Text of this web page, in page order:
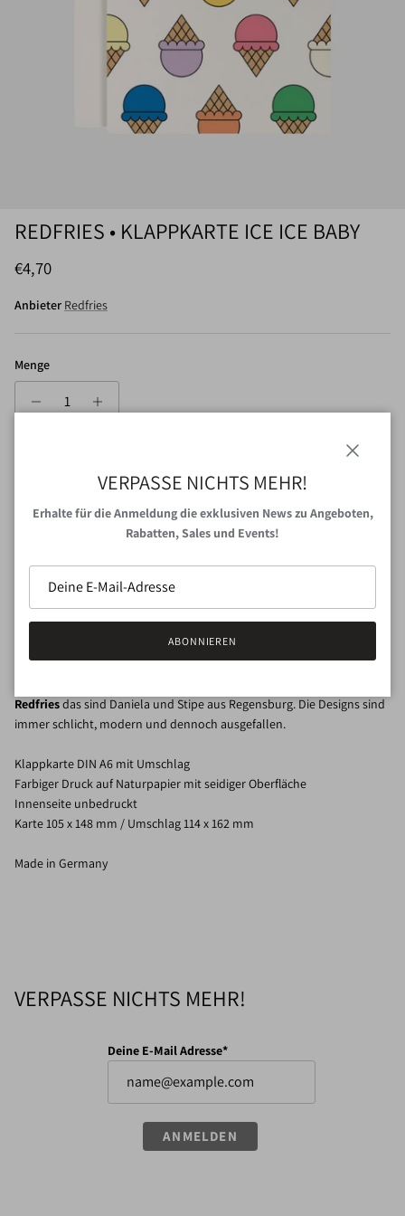
REDFRIES • KLAPPKARTE ICE ICE BABY
Normaler Preis
€4,70
Anbieter Redfries
Menge
IN DEN WARENKORB
Abholung beiVAN NORD Storeverfügbar
Gewöhnlich fertig in 24 Stunden
Shop-Informationen anzeigen
Redfriesdas sind Daniela und Stipe aus Regensburg. Die Designs sind
immer schlicht, modern und dennoch ausgefallen.
Klappkarte DIN A6 mit Umschlag
Farbiger Druck auf Naturpapier mit seidiger Oberfläche
Innenseite unbedruckt
Karte 105 x 148 mm / Umschlag 114 x 162 mm
Made in Germany
VERPASSE NICHTS MEHR!
Deine E-Mail Adresse*
ANMELDEN
VERPASSE NICHTS MEHR!
Erhalte für die Anmeldung die exklusiven News zu Angeboten,
Rabatten, Sales und Events!
ABONNIEREN